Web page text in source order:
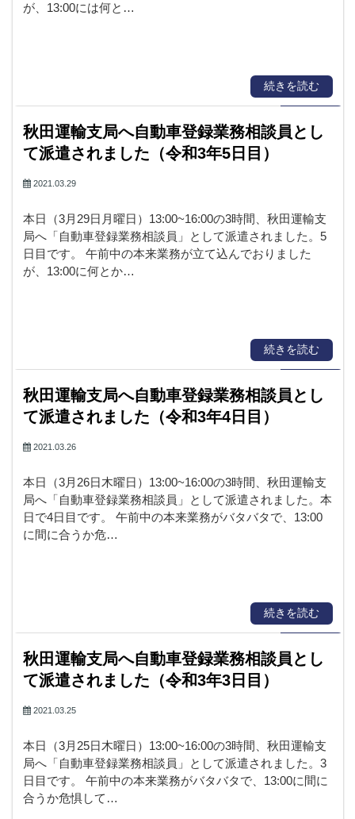
が、13:00には何と…
続きを読む
秋田運輸支局へ自動車登録業務相談員とし
て派遣されました（令和3年5日目）
2021.03.29
本日（3月29日月曜日）13:00~16:00の3時間、秋田運輸支
局へ「自動車登録業務相談員」として派遣されました。5
日目です。 午前中の本来業務が立て込んでおりました
が、13:00に何とか…
続きを読む
秋田運輸支局へ自動車登録業務相談員とし
て派遣されました（令和3年4日目）
2021.03.26
本日（3月26日木曜日）13:00~16:00の3時間、秋田運輸支
局へ「自動車登録業務相談員」として派遣されました。本
日で4日目です。 午前中の本来業務がバタバタで、13:00
に間に合うか危…
続きを読む
秋田運輸支局へ自動車登録業務相談員とし
て派遣されました（令和3年3日目）
2021.03.25
本日（3月25日木曜日）13:00~16:00の3時間、秋田運輸支
局へ「自動車登録業務相談員」として派遣されました。3
日目です。 午前中の本来業務がバタバタで、13:00に間に
合うか危惧して…